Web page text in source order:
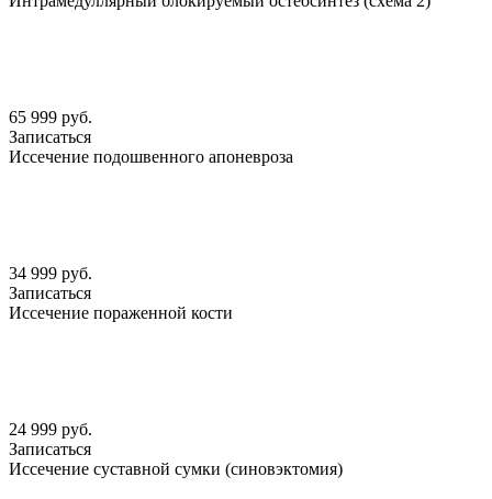
65 999 руб.
Записаться
Иссечение подошвенного апоневроза
34 999 руб.
Записаться
Иссечение пораженной кости
24 999 руб.
Записаться
Иссечение суставной сумки (синовэктомия)